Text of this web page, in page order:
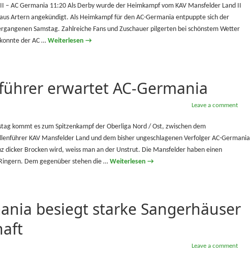
– AC Germania 11:20 Als Derby wurde der Heimkampf vom KAV Mansfelder Land II
Artern angekündigt. Als Heimkampf für den AC-Germania entpuppte sich der
Samstag. Zahlreiche Fans und Zuschauer pilgerten bei schönstem Wetter
der AC … Weiterlesen →
erwartet AC-Germania
Leave a comment
kommt es zum Spitzenkampf der Oberliga Nord / Ost, zwischen dem
KAV Mansfelder Land und dem bisher ungeschlagenen Verfolger AC-Germania
dicker Brocken wird, weiss man an der Unstrut. Die Mansfelder haben einen
Dem gegenüber stehen die … Weiterlesen →
besiegt starke Sangerhäuser
Leave a comment